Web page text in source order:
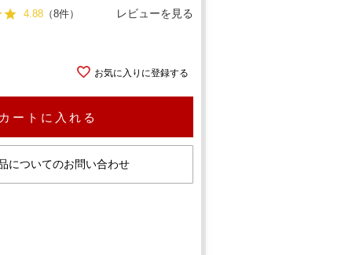
4.88 （8件） レビューを見る
お気に入りに登録する
ートに入れる
についてのお問い合わせ